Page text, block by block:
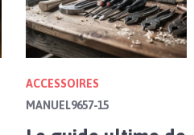
ACCESSOIRES
MANUEL9657-15